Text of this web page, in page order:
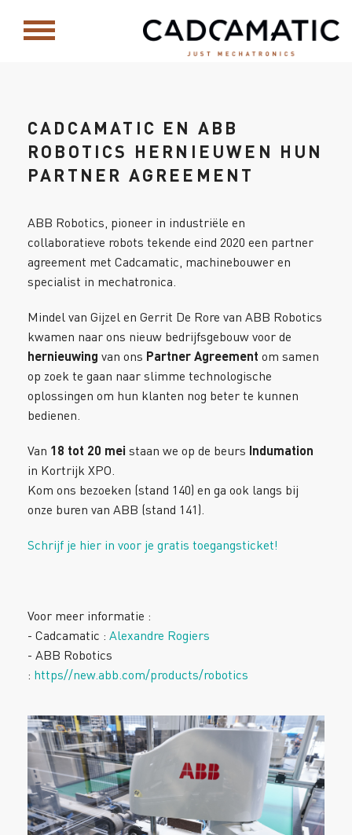
CADCAMATIC EN ABB
ROBOTICS HERNIEUWEN HUN
PARTNER AGREEMENT
ABB Robotics, pioneer in industriële en
collaboratieve robots tekende eind 2020 een partner
agreement met Cadcamatic, machinebouwer en
specialist in mechatronica.
Mindel van Gijzel en Gerrit De Rore van ABB Robotics
kwamen naar ons nieuw bedrijfsgebouw voor de
hernieuwing van ons Partner Agreement om samen
op zoek te gaan naar slimme technologische
oplossingen om hun klanten nog beter te kunnen
bedienen.
Van 18 tot 20 mei staan we op de beurs Indumation
in Kortrijk XPO.
Kom ons bezoeken (stand 140) en ga ook langs bij
onze buren van ABB (stand 141).
Schrijf je hier in voor je gratis toegangsticket!
Voor meer informatie :
- Cadcamatic : Alexandre Rogiers
- ABB Robotics
: https//new.abb.com/products/robotics